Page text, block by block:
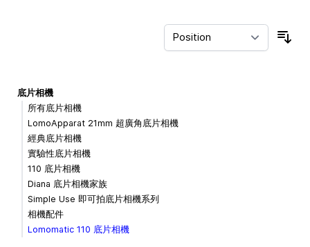
底片相機
所有底片相機
LomoApparat 21mm 超廣角底片相機
經典底片相機
實驗性底片相機
110 底片相機
Diana 底片相機家族
Simple Use 即可拍底片相機系列
相機配件
Lomomatic 110 底片相機